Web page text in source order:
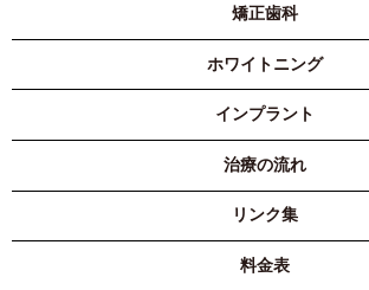
矯正歯科
ホワイトニング
インプラント
治療の流れ
リンク集
料金表